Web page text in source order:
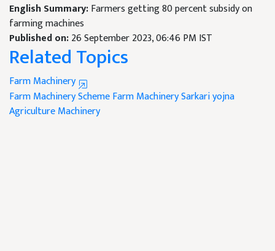
English Summary:Farmers getting 80 percent subsidy on
farming machines
Published on:26 September 2023, 06:46 PM IST
Related Topics
Farm Machinery
Farm Machinery SchemeFarm MachinerySarkari yojna
Agriculture Machinery